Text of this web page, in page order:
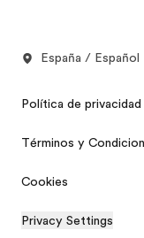
España / Español
Política de privacidad
Términos y
Cookies
Privacy Settings